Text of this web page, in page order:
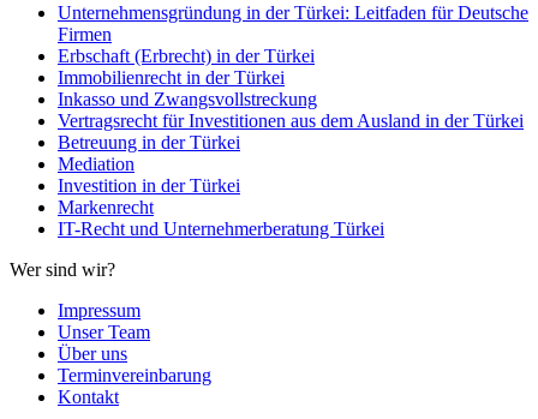
Unternehmensgründung in der Türkei: Leitfaden für Deutsche
Firmen
Erbschaft (Erbrecht) in der Türkei
Immobilienrecht in der Türkei
Inkasso und Zwangsvollstreckung
Vertragsrecht für Investitionen aus dem Ausland in der Türkei
Betreuung in der Türkei
Mediation
Investition in der Türkei
Markenrecht
IT-Recht und Unternehmerberatung Türkei
Wer sind wir?
Impressum
Unser Team
Über uns
Terminvereinbarung
Kontakt